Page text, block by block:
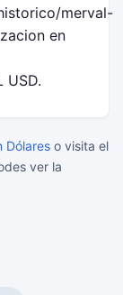
merval-
en
USD.
Dólares o visita el
ver la